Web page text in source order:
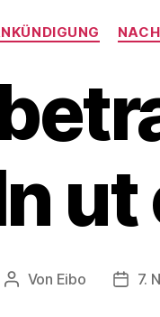
ut
Beitragsautor
Von Eibo 7.